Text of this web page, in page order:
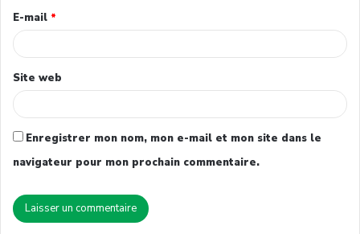
E-mail *
Site web
Enregistrer mon nom, mon e-mail et mon site dans le
navigateur pour mon prochain commentaire.